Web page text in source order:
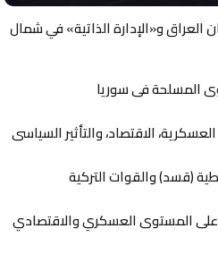
العراق و«الإدارة الذاتية» في شمال
المسلحة في سوريا
الاقتصاد، والتأثير السياسي
(قسد) والقوات التركية
على المستوى العسكري والاقتصادي